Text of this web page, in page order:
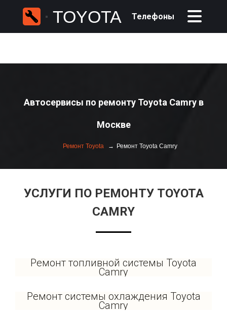
TOYOTA Телефоны
Автосервисы по ремонту Toyota Camry в
Москве
Ремонт Toyota Ремонт Toyota Camry
УСЛУГИ ПО РЕМОНТУ TOYOTA
CAMRY
Ремонт топливной системы Toyota
Camry
Ремонт системы охлаждения Toyota
Camry